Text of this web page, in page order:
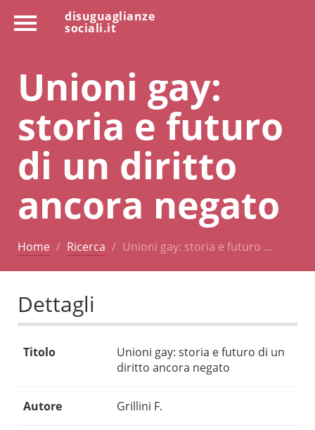
disuguaglianze
sociali.it
Unioni gay:
storia e futuro
di un diritto
ancora negato
Home Ricerca Unioni gay: storia e futuro …
Dettagli
Titolo
Unioni gay: storia e futuro di un
diritto ancora negato
Autore Grillini F.